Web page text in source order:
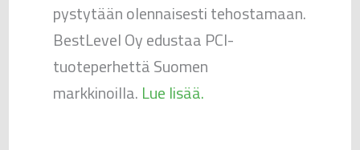
pystytään olennaisesti tehostamaan.
BestLevel Oy edustaa PCI-
tuoteperhettä Suomen
markkinoilla. Lue lisää.